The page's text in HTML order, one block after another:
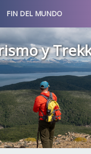
FIN DEL MUNDO
y